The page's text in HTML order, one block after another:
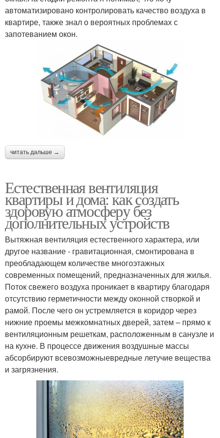
автоматизировано контролировать качество воздуха в
квартире, также знал о вероятных проблемах с
запотеванием окон.
читать дальше →
Естественная вентиляция
квартиры и дома: как создать
здоровую атмосферу без
дополнительных устройств
Вытяжная вентиляция естественного характера, или
другое название - гравитационная, смонтирована в
преобладающем количестве многоэтажных
современных помещений, предназначенных для жилья.
Поток свежего воздуха проникает в квартиру благодаря
отсутствию герметичности между оконной створкой и
рамой. После чего он устремляется в коридор через
нижние проемы межкомнатных дверей, затем – прямо к
вентиляционным решеткам, расположенным в санузле и
на кухне. В процессе движения воздушные массы
абсорбируют всевозможныевредные летучие вещества
и загрязнения.